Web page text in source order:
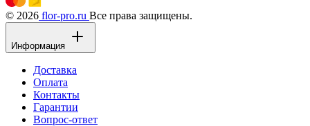
© 2026 flor-pro.ru Все права защищены.
Информация
Доставка
Оплата
Контакты
Гарантии
Вопрос-ответ